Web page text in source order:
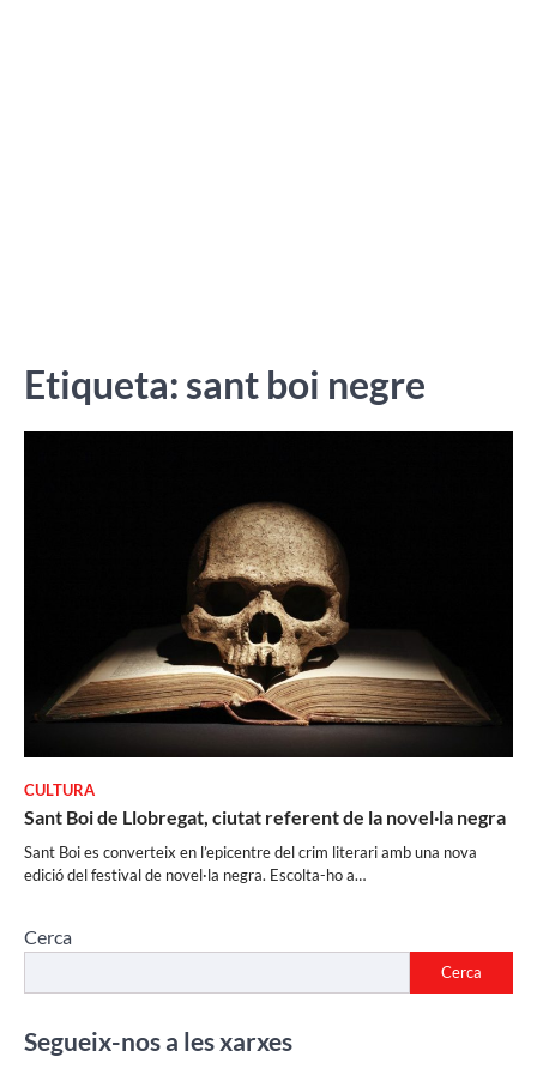
Etiqueta:sant boi negre
CULTURA
Sant Boi de Llobregat, ciutat referent de la novel·la negra
Sant Boi es converteix en l’epicentre del crim literari amb una nova
edició del festival de novel·la negra. Escolta-ho a…
Cerca
Cerca
Segueix-nos a les xarxes